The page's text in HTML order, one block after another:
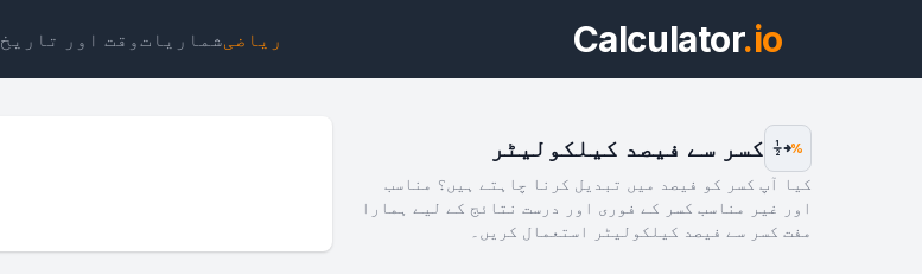
Calculator.io ریاضیشماریاتوقت اور تاریخ
1
2
% کسر سے فیصد کیلکولیٹر
کیا آپ کسر کو فیصد میں تبدیل کرنا چاہتے ہیں؟ مناسب
اور غیر مناسب کسر کے فوری اور درست نتائج کے لیے ہمارا
مفت کسر سے فیصد کیلکولیٹر استعمال کریں۔